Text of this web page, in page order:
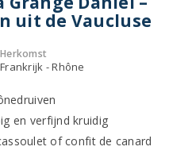
uit de Vaucluse
Herkomst
Frankrijk - Rhône
en verfijnd kruidig
of confit de canard